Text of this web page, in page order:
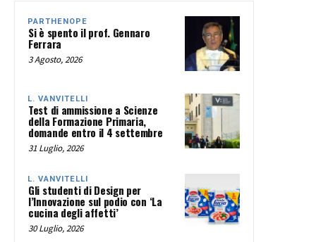
PARTHENOPE
Si è spento il prof. Gennaro
Ferrara
3 Agosto, 2026
L. VANVITELLI
Test di ammissione a Scienze
della Formazione Primaria,
domande entro il 4 settembre
31 Luglio, 2026
L. VANVITELLI
Gli studenti di Design per
l’Innovazione sul podio con ‘La
cucina degli affetti’
30 Luglio, 2026